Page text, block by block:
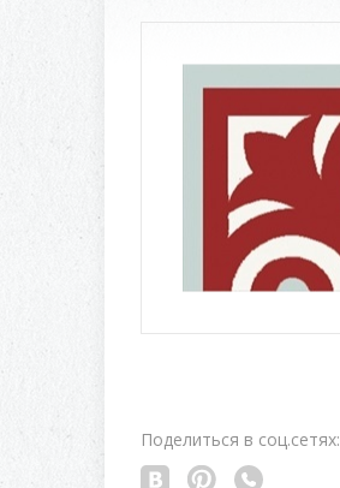
Поделиться в соц.сетях: